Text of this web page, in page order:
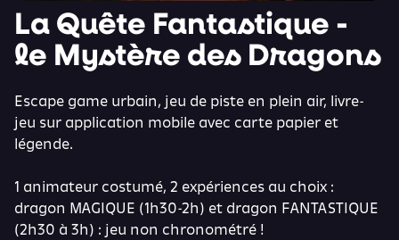
La Quête Fantastique -
le Mystère des Dragons
Escape game urbain, jeu de piste en plein air, livre-
jeu sur application mobile avec carte papier et
légende.
1 animateur costumé, 2 expériences au choix :
dragon MAGIQUE (1h30-2h) et dragon FANTASTIQUE
(2h30 à 3h) : jeu non chronométré !